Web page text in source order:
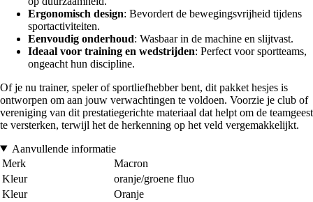
Ergonomisch design: Bevordert de bewegingsvrijheid tijdens
sportactiviteiten.
Eenvoudig onderhoud: Wasbaar in de machine en slijtvast.
Ideaal voor training en wedstrijden: Perfect voor sportteams,
ongeacht hun discipline.
Of je nu trainer, speler of sportliefhebber bent, dit pakket hesjes is
ontworpen om aan jouw verwachtingen te voldoen. Voorzie je club of
vereniging van dit prestatiegerichte materiaal dat helpt om de teamgeest
te versterken, terwijl het de herkenning op het veld vergemakkelijkt.
Aanvullende informatie
Merk
Macron
Kleur
oranje/groene fluo
Kleur
Oranje